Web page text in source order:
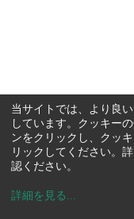
当サイトでは、より良
しています。クッキー
ンをクリックし、クッ
リックしてください。
認ください。
詳細を見る ...